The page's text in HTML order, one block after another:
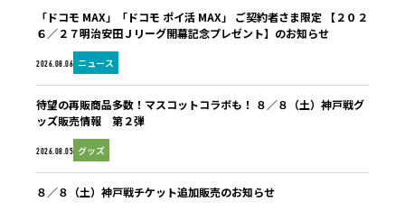
2026.08.06 ニュース
「ドコモ MAX」「ドコモ ポイ活 MAX」 ご契約者さま限定 【２０２
６／２７明治安田Ｊリーグ開幕記念プレゼント】のお知らせ
2026.08.05 グッズ
待望の再販商品多数！マスコットコラボも！ ８／８（土）神戸戦グ
ッズ販売情報 第２弾
８／８（土）神戸戦チケット追加販売のお知らせ